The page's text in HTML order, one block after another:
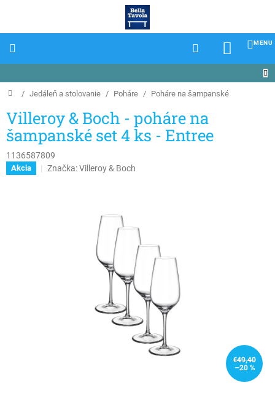
Domov
/ Jedáleň a stolovanie / Poháre / Poháre na šampanské
Villeroy & Boch - poháre na
šampanské set 4 ks - Entree
1136587809
Akcia Značka:Villeroy & Boch
€49,40
–20 %